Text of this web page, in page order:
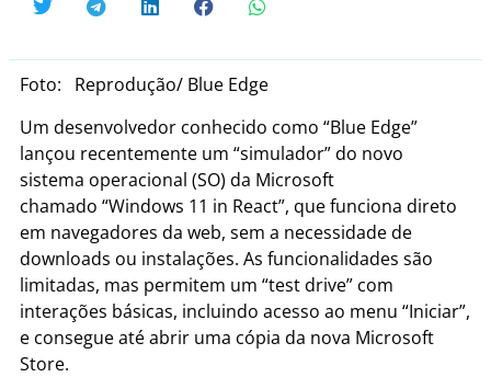
Foto: Reprodução/ Blue Edge
Um desenvolvedor conhecido como “Blue Edge”
lançou recentemente um “simulador” do novo
sistema operacional (SO) da Microsoft
chamado “Windows 11 in React”, que funciona direto
em navegadores da web, sem a necessidade de
downloads ou instalações. As funcionalidades são
limitadas, mas permitem um “test drive” com
interações básicas, incluindo acesso ao menu “Iniciar”,
e consegue até abrir uma cópia da nova Microsoft
Store.